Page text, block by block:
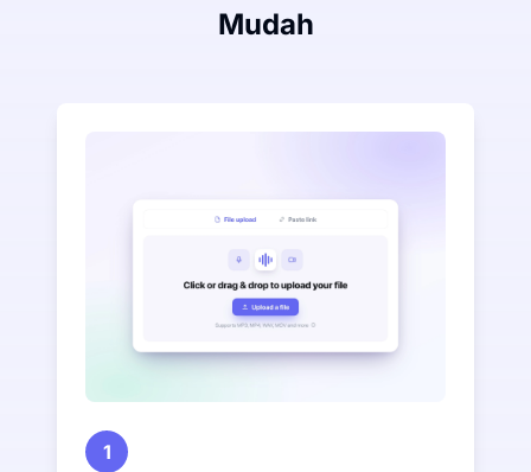
Mudah
1